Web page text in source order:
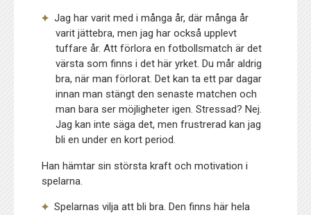
Jag har varit med i många år, där många år
varit jättebra, men jag har också upplevt
tuffare år. Att förlora en fotbollsmatch är det
värsta som finns i det här yrket. Du mår aldrig
bra, när man förlorat. Det kan ta ett par dagar
innan man stängt den senaste matchen och
man bara ser möjligheter igen. Stressad? Nej.
Jag kan inte säga det, men frustrerad kan jag
bli en under en kort period.
Han hämtar sin största kraft och motivation i
spelarna.
Spelarnas vilja att bli bra. Den finns här hela